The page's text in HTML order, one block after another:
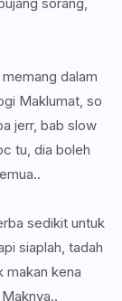
dalam
Maklumat, so
jerr, bab slow
tu, dia boleh
sedikit untuk
siaplah, tadah
makan kena